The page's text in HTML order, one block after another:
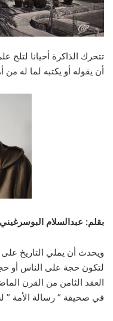
تتحرك الذاكرة أحيانا لتلح
أن يقوله أو يكتبه لما له من
بقلم: عبدالسلام البوسرغيني
ويحدث أن يملي التاريخ
العقد الثامن من القرن
في صحيفة ” رسالة الأمة ”